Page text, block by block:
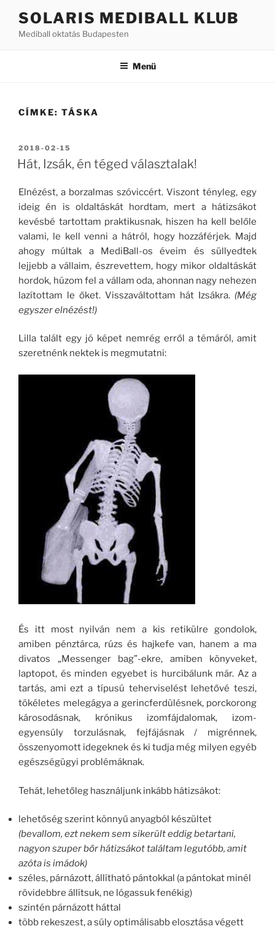
SOLARIS MEDIBALL KLUB
Mediball oktatás Budapesten
Menü
CÍMKE: TÁSKA
BEKÜLDVE:
2018-02-15
Hát, Izsák, én téged választalak!
Elnézést, a borzalmas szóviccért. Viszont tényleg, egy
ideig én is oldaltáskát hordtam, mert a hátizsákot
kevésbé tartottam praktikusnak, hiszen ha kell belőle
valami, le kell venni a hátról, hogy hozzáférjek. Majd
ahogy múltak a MediBall-os éveim és süllyedtek
lejjebb a vállaim, észrevettem, hogy mikor oldaltáskát
hordok, húzom fel a vállam oda, ahonnan nagy nehezen
lazítottam le őket. Visszaváltottam hát Izsákra. (Még
egyszer elnézést!)
Lilla talált egy jó képet nemrég erről a témáról, amit
szeretnénk nektek is megmutatni:
És itt most nyilván nem a kis retikülre gondolok,
amiben pénztárca, rúzs és hajkefe van, hanem a ma
divatos „Messenger bag”-ekre, amiben könyveket,
laptopot, és minden egyebet is hurcibálunk már. Az a
tartás, ami ezt a típusú teherviselést lehetővé teszi,
tökéletes melegágya a gerincferdülésnek, porckorong
károsodásnak, krónikus izomfájdalomak, izom-
egyensúly torzulásnak, fejfájásnak / migrénnek,
összenyomott idegeknek és ki tudja még milyen egyéb
egészségügyi problémáknak.
Tehát, lehetőleg használjunk inkább hátizsákot:
lehetőség szerint könnyű anyagból készültet
(bevallom, ezt nekem sem sikerült eddig betartani,
nagyon szuper bőr hátizsákot találtam legutóbb, amit
azóta is imádok)
széles, párnázott, állítható pántokkal (a pántokat minél
rövidebbre állítsuk, ne lógassuk fenékig)
szintén párnázott háttal
több rekeszest, a súly optimálisabb elosztása végett